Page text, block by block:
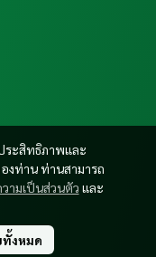
ระสิทธิภาพและ
งท่าน ท่านสามารถ
ามเป็นส่วนตัว และ
งหมด